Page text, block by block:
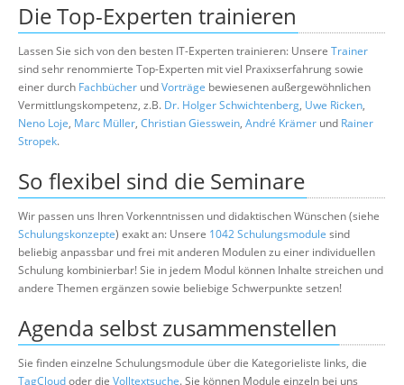
Die Top-Experten trainieren
Lassen Sie sich von den besten IT-Experten trainieren: Unsere Trainer
sind sehr renommierte Top-Experten mit viel Praxixserfahrung sowie
einer durch Fachbücher undVorträge bewiesenen außergewöhnlichen
Vermittlungskompetenz, z.B. Dr. Holger Schwichtenberg, Uwe Ricken,
Neno Loje, Marc Müller, Christian Giesswein, André Krämer und Rainer
Stropek.
So flexibel sind die Seminare
Wir passen uns Ihren Vorkenntnissen und didaktischen Wünschen (siehe
Schulungskonzepte) exakt an: Unsere 1042 Schulungsmodule sind
beliebig anpassbar und frei mit anderen Modulen zu einer individuellen
Schulung kombinierbar! Sie in jedem Modul können Inhalte streichen und
andere Themen ergänzen sowie beliebige Schwerpunkte setzen!
Agenda selbst zusammenstellen
Sie finden einzelne Schulungsmodule über die Kategorieliste links, die
TagCloudoder die Volltextsuche. Sie können Module einzeln bei uns